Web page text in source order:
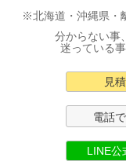
※北海道・沖縄県・
分からない事
迷っている
見
電話
LINE